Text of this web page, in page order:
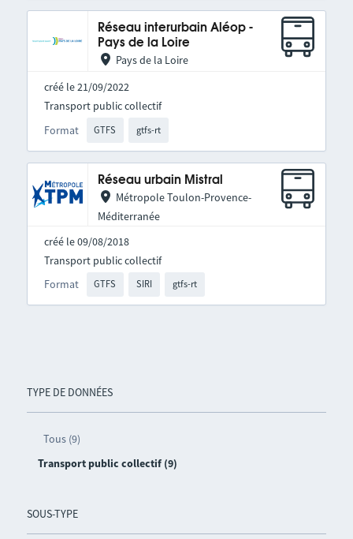
TYPE DE DONNÉES
Tous (9)
Transport public collectif (9)
SOUS-TYPE
Réseau interurbain Aléop -
Pays de la Loire
Pays de la Loire
créé le 21/09/2022
Format GTFS gtfs-rt
Transport public collectif
Réseau urbain Mistral
Métropole Toulon-Provence-
Méditerranée
créé le 09/08/2018
Format GTFS SIRI gtfs-rt
Transport public collectif